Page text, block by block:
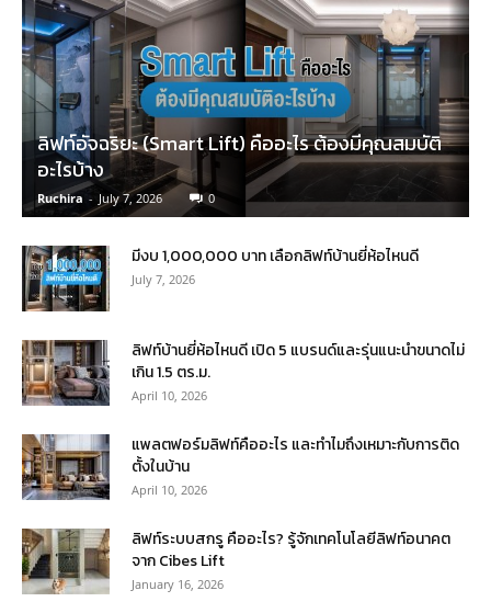
ลิฟท์อัจฉริยะ (Smart Lift) คืออะไร ต้องมีคุณสมบัติ
อะไรบ้าง
Ruchira - July 7, 2026 0
มีงบ 1,000,000 บาท เลือกลิฟท์บ้านยี่ห้อไหนดี
July 7, 2026
ลิฟท์บ้านยี่ห้อไหนดี เปิด 5 แบรนด์และรุ่นแนะนำขนาดไม่
เกิน 1.5 ตร.ม.
April 10, 2026
แพลตฟอร์มลิฟท์คืออะไร และทำไมถึงเหมาะกับการติด
ตั้งในบ้าน
April 10, 2026
ลิฟท์ระบบสกรู คืออะไร? รู้จักเทคโนโลยีลิฟท์อนาคต
จาก Cibes Lift
January 16, 2026